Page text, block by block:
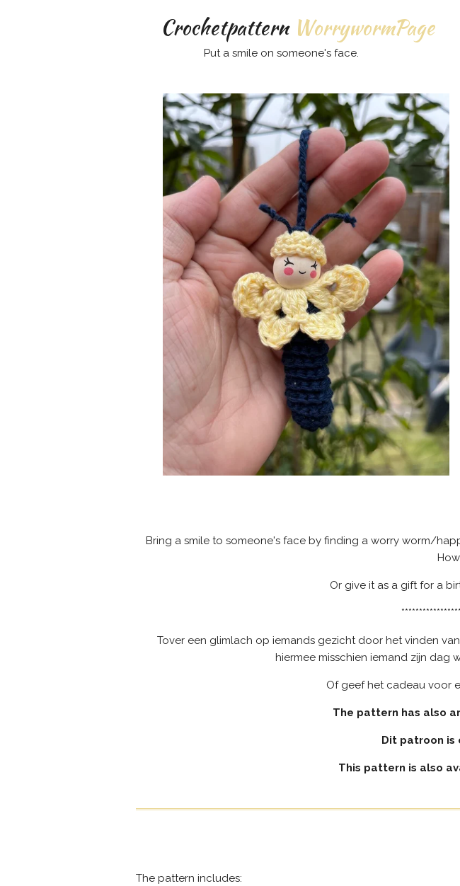
Crochetpattern WorrywormPage
Put a smile on someone's face.
Bring a smile to someone's face by finding a worry worm/
Or give it as a gift for a
Tover een glimlach op iemands gezicht door het vinden
hiermee misschien iemand zijn dag
Of geef het cadeau voor
The pattern has also
Dit patroon is
This pattern is also
The pattern includes: